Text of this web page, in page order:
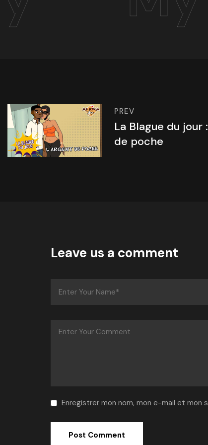
PREV
La Blague du jour
de poche
Leave us a comment
Enregistrer mon nom, mon e-mail et mon